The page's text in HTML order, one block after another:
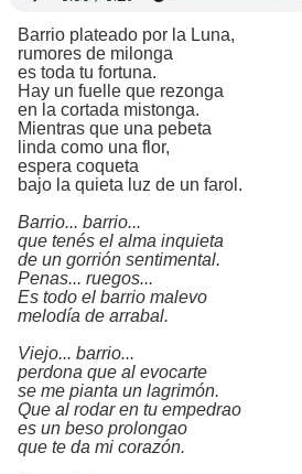
Barrio plateado por la Luna,
rumores de milonga
es toda tu fortuna.
Hay un fuelle que rezonga
en la cortada mistonga.
Mientras que una pebeta
linda como una flor,
espera coqueta
bajo la quieta luz de un farol.
Barrio... barrio...
que tenés el alma inquieta
de un gorrión sentimental.
Penas... ruegos...
Es todo el barrio malevo
melodía de arrabal.
Viejo... barrio...
perdona que al evocarte
se me pianta un lagrimón.
Que al rodar en tu empedrao
es un beso prolongao
que te da mi corazón.